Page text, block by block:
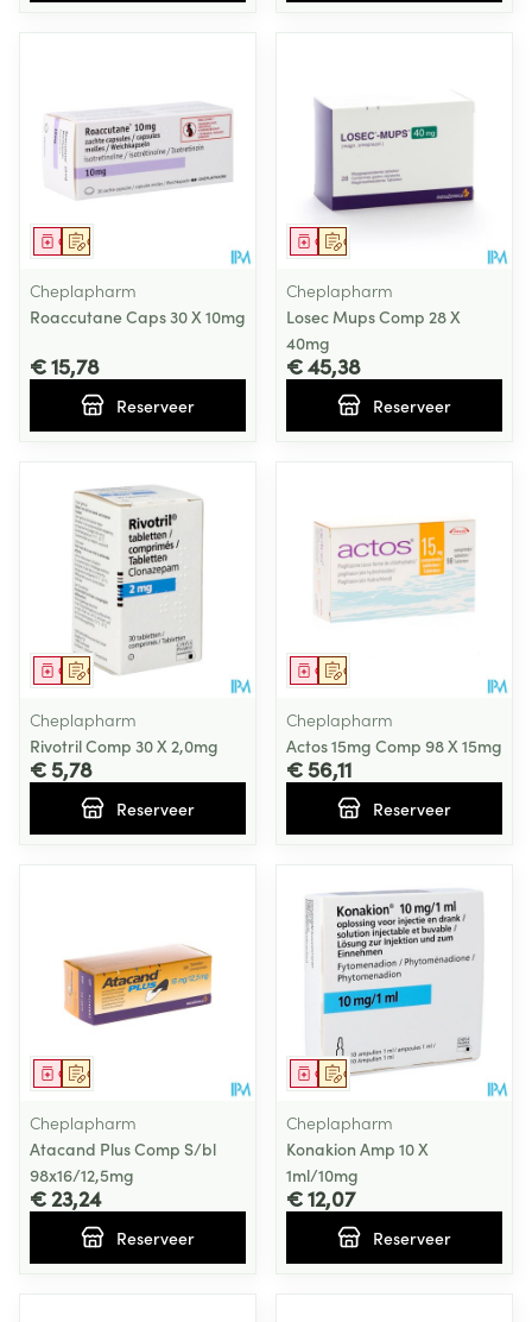
Op voorschrift
Geneesmiddel
Cheplapharm
Roaccutane Caps 30 X 10mg
€ 15,78
Reserveer
Op voorschrift
Geneesmiddel
Cheplapharm
Losec Mups Comp 28 X
40mg
€ 45,38
Reserveer
Op voorschrift
Geneesmiddel
Cheplapharm
Rivotril Comp 30 X 2,0mg
€ 5,78
Reserveer
Op voorschrift
Geneesmiddel
Cheplapharm
Actos 15mg Comp 98 X 15mg
€ 56,11
Reserveer
Op voorschrift
Geneesmiddel
Cheplapharm
Atacand Plus Comp S/bl
98x16/12,5mg
€ 23,24
Reserveer
Op voorschrift
Geneesmiddel
Cheplapharm
Konakion Amp 10 X
1ml/10mg
€ 12,07
Reserveer